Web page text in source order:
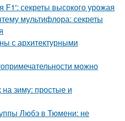
F1': секреты высокого урожая
мультифлора: секреты
с архитектурными
можно
на зиму: простые и
Любэ в Тюмени: не